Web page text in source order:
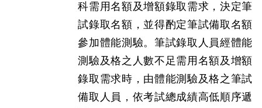
科需用名額及增額錄取需求，決定筆
試錄取名額，並得酌定筆試備取名額
參加體能測驗。筆試錄取人員經體能
測驗及格之人數不足需用名額及增額
錄取需求時，由體能測驗及格之筆試
備取人員，依考試總成績高低順序遞